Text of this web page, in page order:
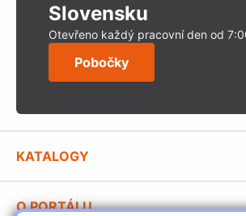
Slovensku
Otevřeno každý pracovní den od
Pobočky
KATALOGY
O PORTÁLU